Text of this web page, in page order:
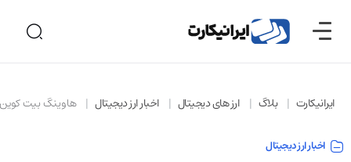
ایرانیکارت بلاگ ارز های دیجیتال اخبار ارز دیجیتال هاوینگ بیت
اخبار ارز دیجیتال